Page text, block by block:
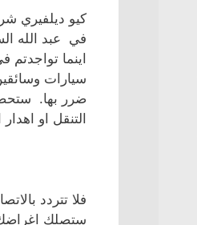
كيو ديلفيري
في عبد الله
اينما
سيارات
ضرر بها.
التنقل او
فلا تتردد
ستصلك